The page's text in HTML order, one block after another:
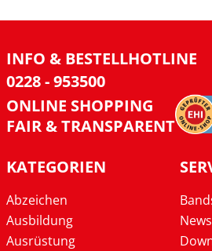
INFO & BESTELLHOTLINE
0228 - 953500
ONLINE SHOPPING
FAIR & TRANSPARENT
KATEGORIEN
Abzeichen
Ausbildung
Ausrüstung